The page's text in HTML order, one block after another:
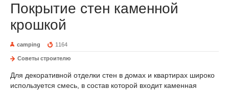
Покрытие стен каменной
крошкой
camping 1164
Советы строителю
Для декоративной отделки стен в домах и квартирах широко
используется смесь, в состав которой входит каменная